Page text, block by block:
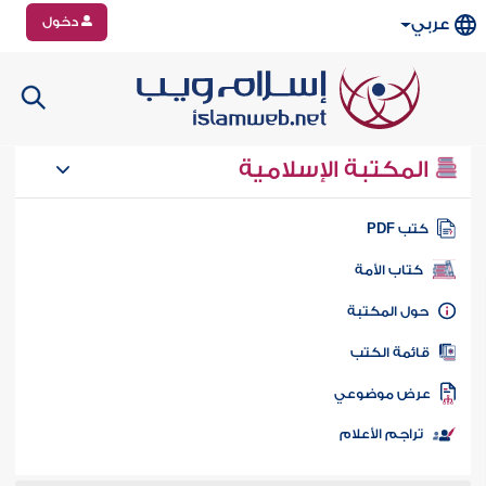
عربي دخول
المكتبة الإسلامية
كتب PDF
كتاب الأمة
المكتبة
الكتب
موضوعي